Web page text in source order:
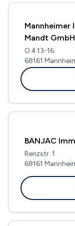
Mannheimer
Mandt GmbH
O 4 13-16
68161
BANJAC
Renzstr. 1
68161